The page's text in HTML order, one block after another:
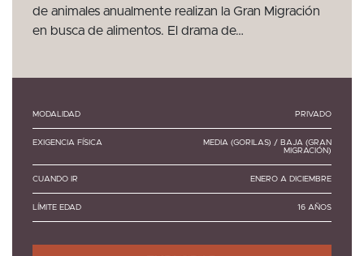
de animales anualmente realizan la Gran Migración
en busca de alimentos. El drama de…
MODALIDAD PRIVADO
EXIGENCIA FÍSICA
MEDIA (GORILAS) / BAJA (GRAN
MIGRACIÓN)
CUANDO IR ENERO A DICIEMBRE
LÍMITE EDAD 16 AÑOS